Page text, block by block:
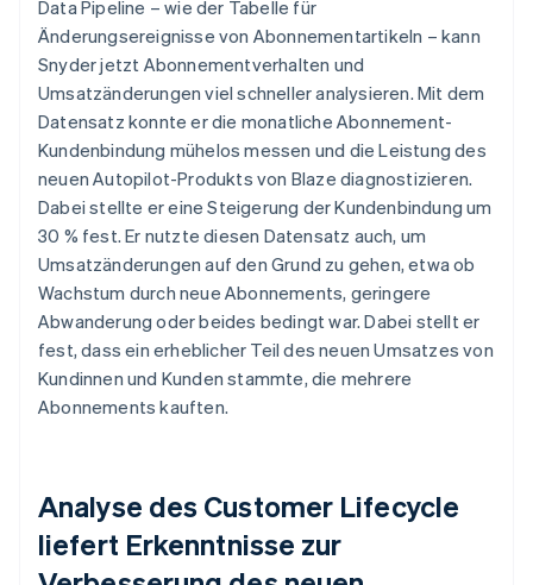
Data Pipeline – wie der Tabelle für
Änderungsereignisse von Abonnementartikeln – kann
Snyder jetzt Abonnementverhalten und
Umsatzänderungen viel schneller analysieren. Mit dem
Datensatz konnte er die monatliche Abonnement-
Kundenbindung mühelos messen und die Leistung des
neuen Autopilot-Produkts von Blaze diagnostizieren.
Dabei stellte er eine Steigerung der Kundenbindung um
30 % fest. Er nutzte diesen Datensatz auch, um
Umsatzänderungen auf den Grund zu gehen, etwa ob
Wachstum durch neue Abonnements, geringere
Abwanderung oder beides bedingt war. Dabei stellt er
fest, dass ein erheblicher Teil des neuen Umsatzes von
Kundinnen und Kunden stammte, die mehrere
Abonnements kauften.
Analyse des Customer Lifecycle
liefert Erkenntnisse zur